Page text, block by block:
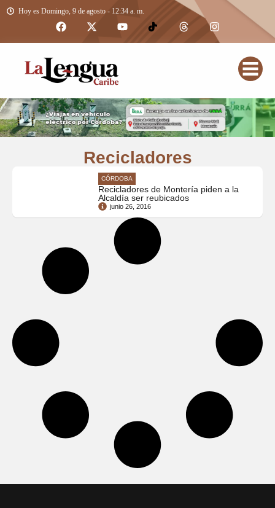
Hoy es Domingo, 9 de agosto - 12:34 a. m.
Recicladores
CÓRDOBA
Recicladores de Montería piden a la
Alcaldía ser reubicados
junio 26, 2016